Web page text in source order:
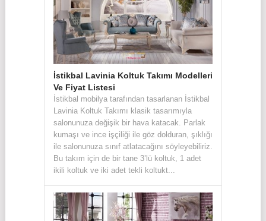
İstikbal Lavinia Koltuk Takımı Modelleri
Ve Fiyat Listesi
İstikbal mobilya tarafından tasarlanan İstikbal
Lavinia Koltuk Takımı klasik tasarımıyla
salonunuza değişik bir hava katacak. Parlak
kumaşı ve ince işçiliği ile göz dolduran, şıklığı
ile salonunuza sınıf atlatacağını söyleyebiliriz.
Bu takım için de bir tane 3’lü koltuk, 1 adet
ikili koltuk ve iki adet tekli koltukt...